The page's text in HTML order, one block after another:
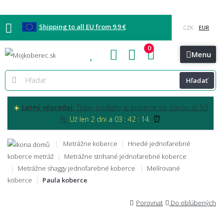
Shipping to all EU from 9.9 €
Blog Kontakt Menu
Hľadať
0
☀️ Letný výpredaj: Trávy, podlahy aj koberce so zľavou až 50
%. Už len 2 dni a 03 : 42 : 13. ⏰
Metrážne koberce
Hnedé jednofarebné
koberce metráž
Metrážne strihané jednofarebné koberce
Metrážne shaggy jednofarebné koberce
Melírované
koberce
Paula koberce
Porovnat Do obľúbených